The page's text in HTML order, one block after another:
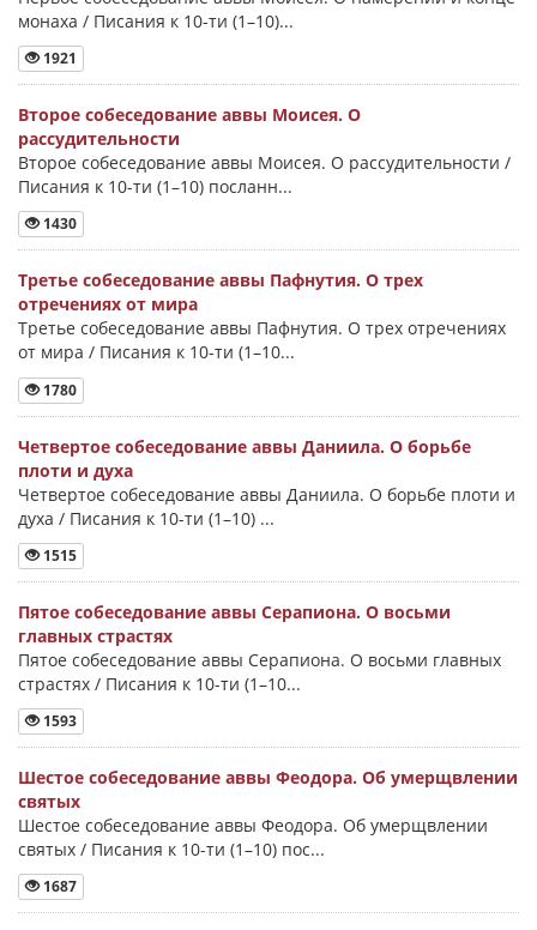
монаха / Писания к 10-ти (1–10)...
1921
Второе собеседование аввы Моисея. О
рассудительности
Второе собеседование аввы Моисея. О рассудительности /
Писания к 10-ти (1–10) посланн...
1430
Третье собеседование аввы Пафнутия. О трех
отречениях от мира
Третье собеседование аввы Пафнутия. О трех отречениях
от мира / Писания к 10-ти (1–10...
1780
Четвертое собеседование аввы Даниила. О борьбе
плоти и духа
Четвертое собеседование аввы Даниила. О борьбе плоти и
духа / Писания к 10-ти (1–10) ...
1515
Пятое собеседование аввы Серапиона. О восьми
главных страстях
Пятое собеседование аввы Серапиона. О восьми главных
страстях / Писания к 10-ти (1–10...
1593
Шестое собеседование аввы Феодора. Об умерщвлении
святых
Шестое собеседование аввы Феодора. Об умерщвлении
святых / Писания к 10-ти (1–10) пос...
1687